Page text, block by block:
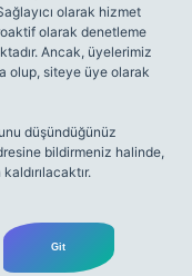
olarak hizmet
olarak denetleme
Ancak, üyelerimiz
olup, siteye üye olarak
düşündüğünüz
bildirmeniz halinde,